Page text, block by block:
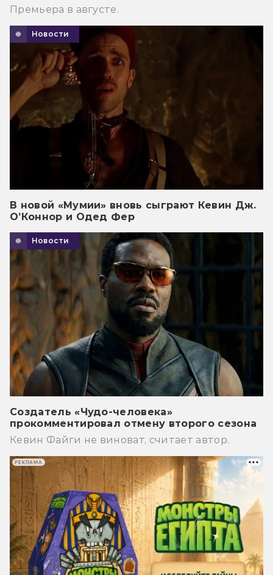
Премьера в августе.
Новости
В новой «Мумии» вновь сыграют Кевин Дж.
О’Коннор и Одед Фер
Новости
Создатель «Чудо-человека»
прокомментировал отмену второго сезона
Кевин Файги не виноват, считает автор.
РЕКЛАМА